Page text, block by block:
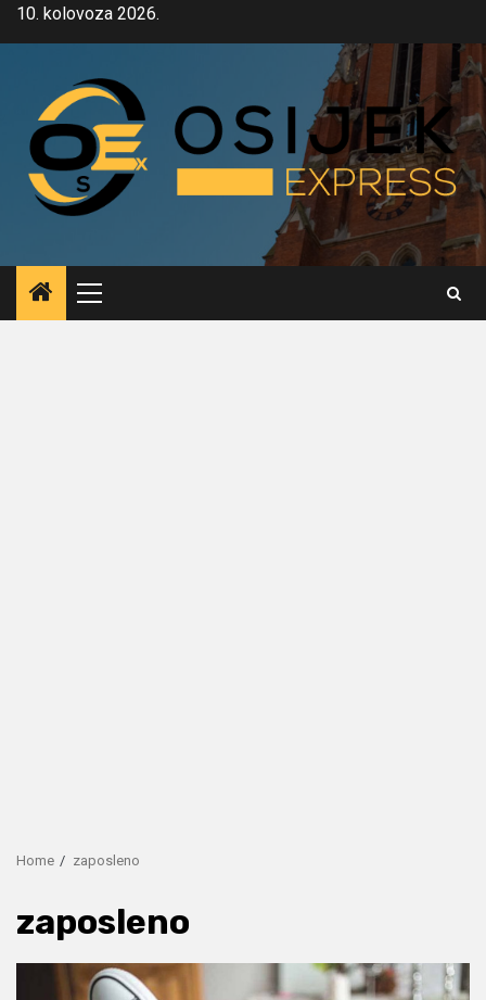
Skip10. kolovoza 2026.
Primary
Menu
Home zaposleno
zaposleno